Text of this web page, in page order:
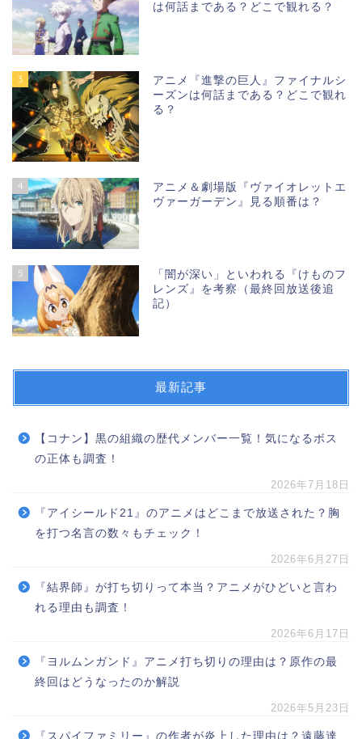
は何話まである？どこで観れる？
3
アニメ『進撃の巨人』ファイナルシ
ーズンは何話まである？どこで観れ
る？
4
アニメ＆劇場版『ヴァイオレットエ
ヴァーガーデン』見る順番は？
5
「闇が深い」といわれる『けものフ
レンズ』を考察（最終回放送後追
記）
最新記事
【コナン】黒の組織の歴代メンバー一覧！気になるボス
の正体も調査！
2026年7月18日
『アイシールド21』のアニメはどこまで放送された？胸
を打つ名言の数々もチェック！
2026年6月27日
『結界師』が打ち切りって本当？アニメがひどいと言わ
れる理由も調査！
2026年6月17日
『ヨルムンガンド』アニメ打ち切りの理由は？原作の最
終回はどうなったのか解説
2026年5月23日
『スパイファミリー』の作者が炎上した理由は？遠藤達